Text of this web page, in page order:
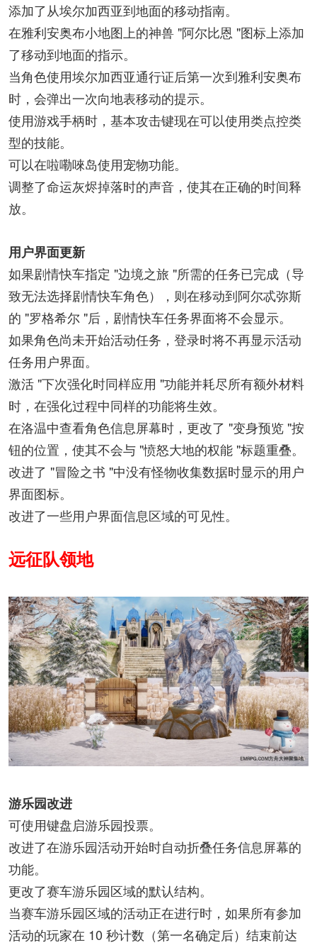
添加了从埃尔加西亚到地面的移动指南。
在雅利安奥布小地图上的神兽 "阿尔比恩 "图标上添加
了移动到地面的指示。
当角色使用埃尔加西亚通行证后第一次到雅利安奥布
时，会弹出一次向地表移动的提示。
使用游戏手柄时，基本攻击键现在可以使用类点控类
型的技能。
可以在啦嘞唻岛使用宠物功能。
调整了命运灰烬掉落时的声音，使其在正确的时间释
放。
用户界面更新
如果剧情快车指定 "边境之旅 "所需的任务已完成（导
致无法选择剧情快车角色），则在移动到阿尔忒弥斯
的 "罗格希尔 "后，剧情快车任务界面将不会显示。
如果角色尚未开始活动任务，登录时将不再显示活动
任务用户界面。
激活 "下次强化时同样应用 "功能并耗尽所有额外材料
时，在强化过程中同样的功能将生效。
在洛温中查看角色信息屏幕时，更改了 "变身预览 "按
钮的位置，使其不会与 "愤怒大地的权能 "标题重叠。
改进了 "冒险之书 "中没有怪物收集数据时显示的用户
界面图标。
改进了一些用户界面信息区域的可见性。
远征队领地
游乐园改进
可使用键盘启游乐园投票。
改进了在游乐园活动开始时自动折叠任务信息屏幕的
功能。
更改了赛车游乐园区域的默认结构。
当赛车游乐园区域的活动正在进行时，如果所有参加
活动的玩家在 10 秒计数（第一名确定后）结束前达